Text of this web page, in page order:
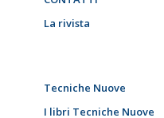
La rivista
Tecniche Nuove
I libri Tecniche Nuove